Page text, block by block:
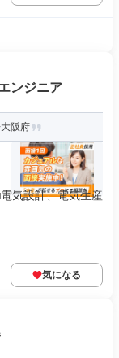
ンジニア
阪府
気設計、電気生産
気になる